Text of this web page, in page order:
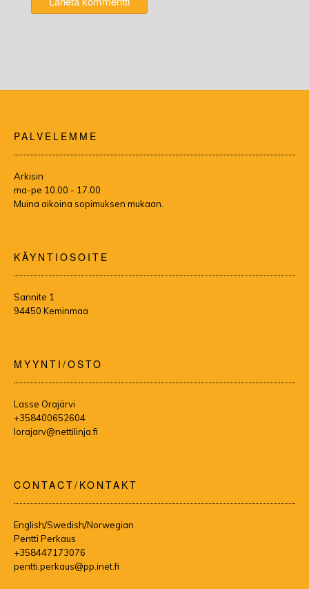
PALVELEMME
Arkisin
ma-pe 10.00 - 17.00
Muina aikoina sopimuksen mukaan.
KÄYNTIOSOITE
Sannite 1
94450 Keminmaa
MYYNTI/OSTO
Lasse Orajärvi
+358400652604
lorajarv@nettilinja.fi
CONTACT/KONTAKT
English/Swedish/Norwegian
Pentti Perkaus
+358447173076
pentti.perkaus@pp.inet.fi